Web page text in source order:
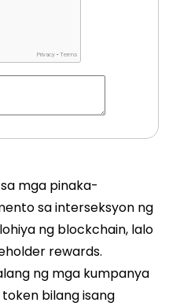
mga pinaka-
sa interseksyon ng
ng blockchain, lalo
rewards.
ng mga kumpanya
bilang isang